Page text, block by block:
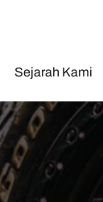
Sejarah Kami